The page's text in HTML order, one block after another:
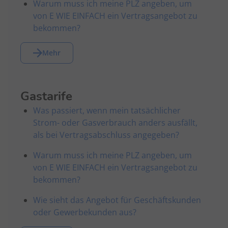
melde?
Wenn du uns nach dem 6. Juni 2025 deinen Umzug
nicht rechtzeitig ...
Bundesnetzagentur - 14a ...
Warum muss ich meine PLZ angeben, um
von E WIE EINFACH ein Vertragsangebot zu
bekommen?
Mehr
Gastarife
Was passiert, wenn mein tatsächlicher
Strom- oder Gasverbrauch anders ausfällt,
als bei Vertragsabschluss angegeben?
Warum muss ich meine PLZ angeben, um
von E WIE EINFACH ein Vertragsangebot zu
bekommen?
Wie sieht das Angebot für Geschäftskunden
oder Gewerbekunden aus?